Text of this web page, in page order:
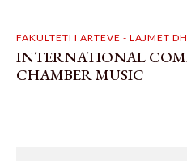
FAKULTETI I ARTEVE - LAJMET
INTERNATIONAL
CHAMBER MUSIC